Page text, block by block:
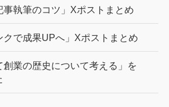
事執筆のコツ」Xポストまとめ
クで成果UPへ」Xポストまとめ
創業の歴史について考える」を